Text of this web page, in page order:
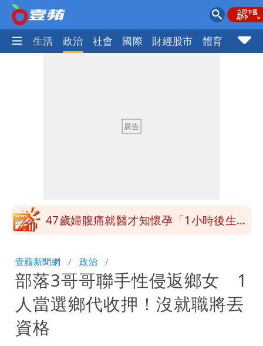
尚 生活 政治 社會 國際 財經股市 體育 壹蘋
口」 徐巧芯：民進黨當年刻意阻擋
高鐵「半導體列車」開跑！1招可拿優惠
韓都受影響
47歲婦腹痛就醫才知懷孕「1小時後生
度焚風
白海豚增強了！首波海警範圍曝光
慈濟遭詐｜他斥：擋疫苗首惡想洗成功臣
「當台灣人金魚腦？」
肥大叔猝逝！競爭對手「丟丟妹」13字
壹蘋新聞網 政治
部落3哥哥聯手性侵返鄉女 1
人當選鄉代收押！沒就職將丟
資格